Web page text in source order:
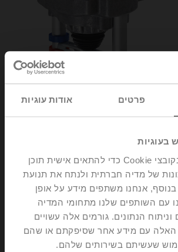
פרטים אודות עוגיות
בעוגיות
אנחנו משתמשים בקובצי Cookie כדי להתאים אישית תוכן
של מדיה חברתית ולנתח את תנועת
אנחנו משתפים מידע על אופן
עם השותפים שלנו מתחומי המדיה
הנתונים. גורמים אלה עשויים
האלה עם מידע אחר שסיפקתם או שהם
שעשיתם בשירותים שלהם.
AVK24A-MOD
Globe valve actuator fail-safe NC/NO,
AC/DC 24 V, BACnet MS/TP, Modbus
2...10 V, 150 s (90...150 s), Stroke 32